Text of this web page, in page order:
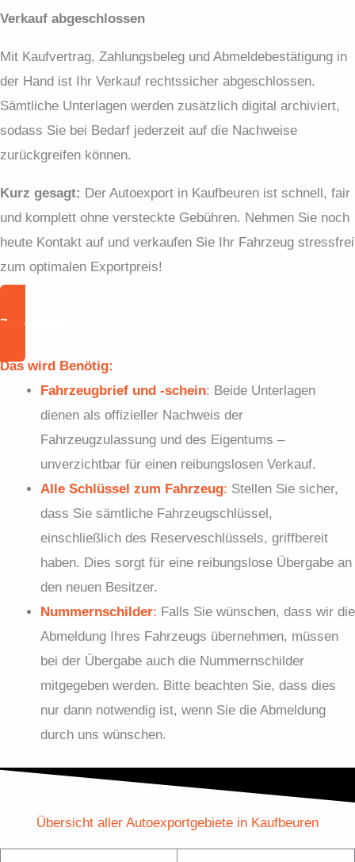
Verkauf abgeschlossen
Mit Kaufvertrag, Zahlungsbeleg und Abmeldebestätigung in
der Hand ist Ihr Verkauf rechtssicher abgeschlossen.
Sämtliche Unterlagen werden zusätzlich digital archiviert,
sodass Sie bei Bedarf jederzeit auf die Nachweise
zurückgreifen können.
Kurz gesagt: Der Autoexport in Kaufbeuren ist schnell, fair
und komplett ohne versteckte Gebühren. Nehmen Sie noch
heute Kontakt auf und verkaufen Sie Ihr Fahrzeug stressfrei
zum optimalen Exportpreis!
Zur Anfrage
Das wird Benötig:
Fahrzeugbrief und -schein: Beide Unterlagen
dienen als offizieller Nachweis der
Fahrzeugzulassung und des Eigentums –
unverzichtbar für einen reibungslosen Verkauf.
Alle Schlüssel zum Fahrzeug: Stellen Sie sicher,
dass Sie sämtliche Fahrzeugschlüssel,
einschließlich des Reserveschlüssels, griffbereit
haben. Dies sorgt für eine reibungslose Übergabe an
den neuen Besitzer.
Nummernschilder: Falls Sie wünschen, dass wir die
Abmeldung Ihres Fahrzeugs übernehmen, müssen
bei der Übergabe auch die Nummernschilder
mitgegeben werden. Bitte beachten Sie, dass dies
nur dann notwendig ist, wenn Sie die Abmeldung
durch uns wünschen.
Übersicht aller Autoexportgebiete in Kaufbeuren